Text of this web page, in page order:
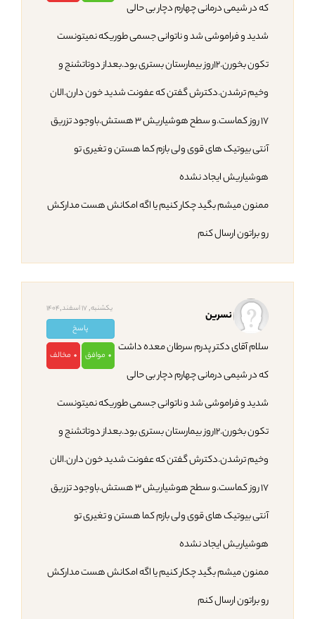
که در شیمی درمانی چهارم دچار بی حالی
شدید و فراموشی شد و ناتوانی جسمی طوریکه نمیتونست
تکون بخورن.۱۲روز بیمارستان بستری بود.بعداز دوتاتشنج و
وخیم ترشدن.دکترش گفتن که عفونت شدید خون دارن.الان
۱۷ روز کماست.و سطح هوشیاریش ۳ هستش.باوجود تزریق
آنتی بیوتیک های قوی ولی بازم کما هستن و تغیری تو
هوشیاریش ایجاد نشده
ممنون میشم بگید چکار کنیم یا اگه امکانش هست مدارکش
رو براتون ارسال کنم
یکشنبه, 17 اسفند,1404
پاسخ
0 موافق 0 مخالف
نسرین
سلام آقای دکتر پدرم سرطان معده داشت
که در شیمی درمانی چهارم دچار بی حالی
شدید و فراموشی شد و ناتوانی جسمی طوریکه نمیتونست
تکون بخورن.۱۲روز بیمارستان بستری بود.بعداز دوتاتشنج و
وخیم ترشدن.دکترش گفتن که عفونت شدید خون دارن.الان
۱۷ روز کماست.و سطح هوشیاریش ۳ هستش.باوجود تزریق
آنتی بیوتیک های قوی ولی بازم کما هستن و تغیری تو
هوشیاریش ایجاد نشده
ممنون میشم بگید چکار کنیم یا اگه امکانش هست مدارکش
رو براتون ارسال کنم